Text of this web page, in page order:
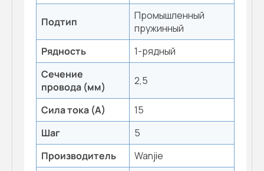
Подтип
Промышленный
пружинный
Рядность
1-рядный
Сечение
провода (мм)
2,5
Сила тока (А)
15
Шаг
5
Производитель
Wanjie